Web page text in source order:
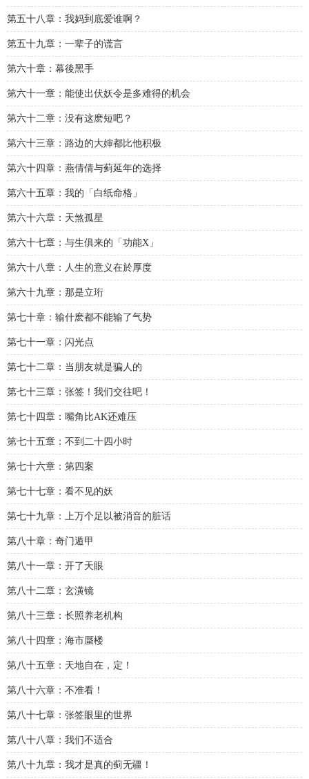
第五十八章：我妈到底爱谁啊？
第五十九章：一辈子的谎言
第六十章：幕後黑手
第六十一章：能使出伏妖令是多难得的机会
第六十二章：没有这麽短吧？
第六十三章：路边的大婶都比他积极
第六十四章：燕倩倩与蓟延年的选择
第六十五章：我的「白纸命格」
第六十六章：天煞孤星
第六十七章：与生俱来的「功能X」
第六十八章：人生的意义在於厚度
第六十九章：那是立珩
第七十章：输什麽都不能输了气势
第七十一章：闪光点
第七十二章：当朋友就是骗人的
第七十三章：张签！我们交往吧！
第七十四章：嘴角比AK还难压
第七十五章：不到二十四小时
第七十六章：第四案
第七十七章：看不见的妖
第七十九章：上万个足以被消音的脏话
第八十章：奇门遁甲
第八十一章：开了天眼
第八十二章：玄潢镜
第八十三章：长照养老机构
第八十四章：海市蜃楼
第八十五章：天地自在，定！
第八十六章：不准看！
第八十七章：张签眼里的世界
第八十八章：我们不适合
第八十九章：我才是真的蓟无疆！